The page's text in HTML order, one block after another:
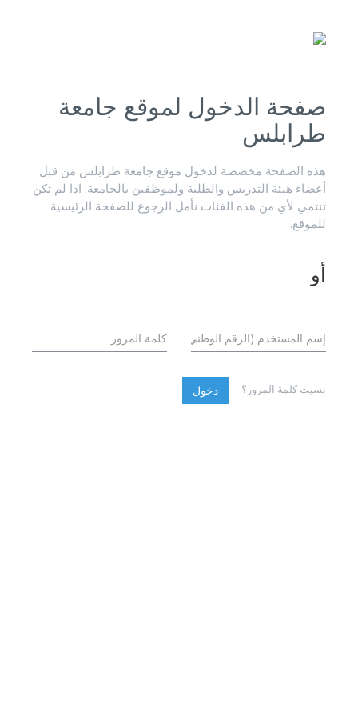
صفحة الدخول لموقع جامعة
طرابلس
هذه الصفحة مخصصة لدخول موقع جامعة طرابلس من قبل
أعضاء هيئة التدريس والطلبة ولموظفين بالجامعة. اذا لم تكن
تنتمي لأي من هذه الفئات نأمل الرجوع للصفحة الرئيسية
للموقع.
أو
نسيت كلمة المرور؟ دخول